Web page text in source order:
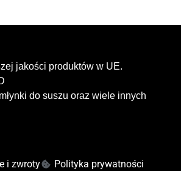
jakości produktów w UE.
do suszu oraz wiele innych
i zwroty Polityka prywatności